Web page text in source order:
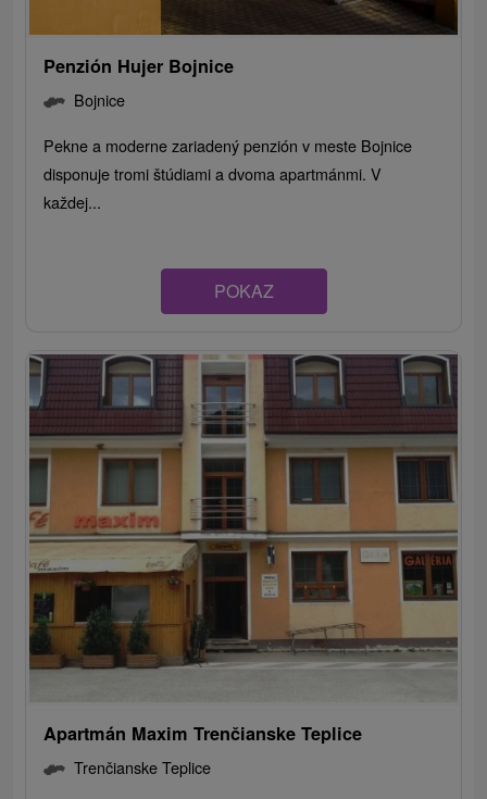
Penzión Hujer Bojnice
Bojnice
Pekne a moderne zariadený penzión v meste Bojnice
disponuje tromi štúdiami a dvoma apartmánmi. V
každej...
POKAZ
Apartmán Maxim Trenčianske Teplice
Trenčianske Teplice